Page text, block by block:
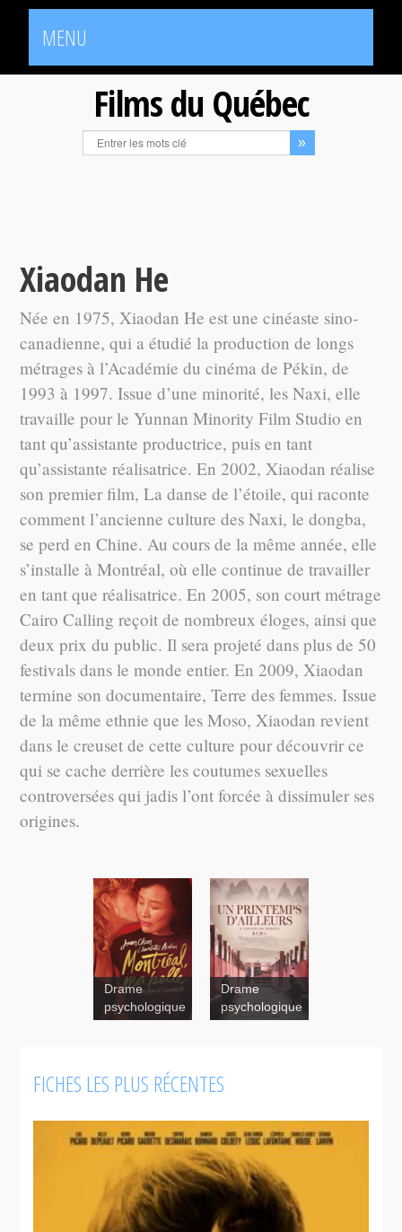
MENU
Films du Québec
Xiaodan He
Née en 1975, Xiaodan He est une cinéaste sino-
canadienne, qui a étudié la production de longs
métrages à l’Académie du cinéma de Pékin, de
1993 à 1997. Issue d’une minorité, les Naxi, elle
travaille pour le Yunnan Minority Film Studio en
tant qu’assistante productrice, puis en tant
qu’assistante réalisatrice. En 2002, Xiaodan réalise
son premier film, La danse de l’étoile, qui raconte
comment l’ancienne culture des Naxi, le dongba,
se perd en Chine. Au cours de la même année, elle
s’installe à Montréal, où elle continue de travailler
en tant que réalisatrice. En 2005, son court métrage
Cairo Calling reçoit de nombreux éloges, ainsi que
deux prix du public. Il sera projeté dans plus de 50
festivals dans le monde entier. En 2009, Xiaodan
termine son documentaire, Terre des femmes. Issue
de la même ethnie que les Moso, Xiaodan revient
dans le creuset de cette culture pour découvrir ce
qui se cache derrière les coutumes sexuelles
controversées qui jadis l’ont forcée à dissimuler ses
origines.
Drame
psychologique
Un
Drame
psychologique
FICHES LES PLUS RÉCENTES